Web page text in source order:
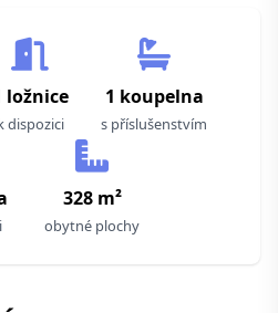
ložnice
dispozici
1 koupelna
s příslušenstvím
328 m²
obytné plochy